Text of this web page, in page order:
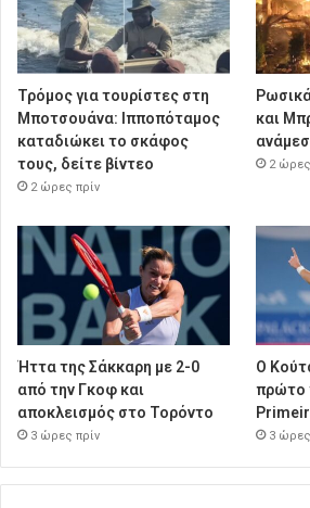
Τρόμος για τουρίστες στη
Μποτσουάνα: Ιπποπόταμος
καταδιώκει το σκάφος
τους, δείτε βίντεο
2 ώρες πρίν
και
2 ώρες
Ήττα της Σάκκαρη με 2-0
από την Γκοφ και
αποκλεισμός στο Τορόντο
3 ώρες πρίν
Ο
πρώτο
3 ώρες